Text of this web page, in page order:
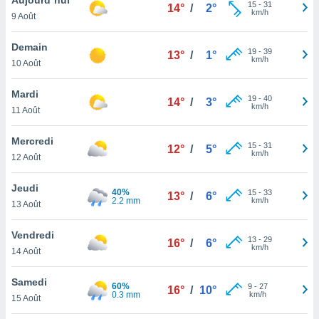
et
»,
au
vous
qu'ils
ou
le
ainsi
un
la
du
9 Août
14° / 2° 15- 31
km/h
Demain
10 Août
13° / 1° 19- 39
km/h
Mardi
11 Août
14° / 3° 19- 40
km/h
Mercredi
12 Août
12° / 5° 15- 31
km/h
Jeudi
13 Août
40%
2.2 mm
13° / 6° 15- 33
km/h
Vendredi
14 Août
16° / 6° 13- 29
km/h
Samedi
15 Août
60%
0.3 mm
16° / 10° 9- 27
km/h